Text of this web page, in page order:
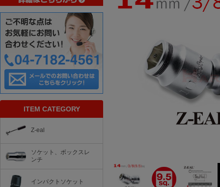
ITEM CATEGORY
Z-eal
ソケット、ボックスレ
ンチ
インパクトソケット